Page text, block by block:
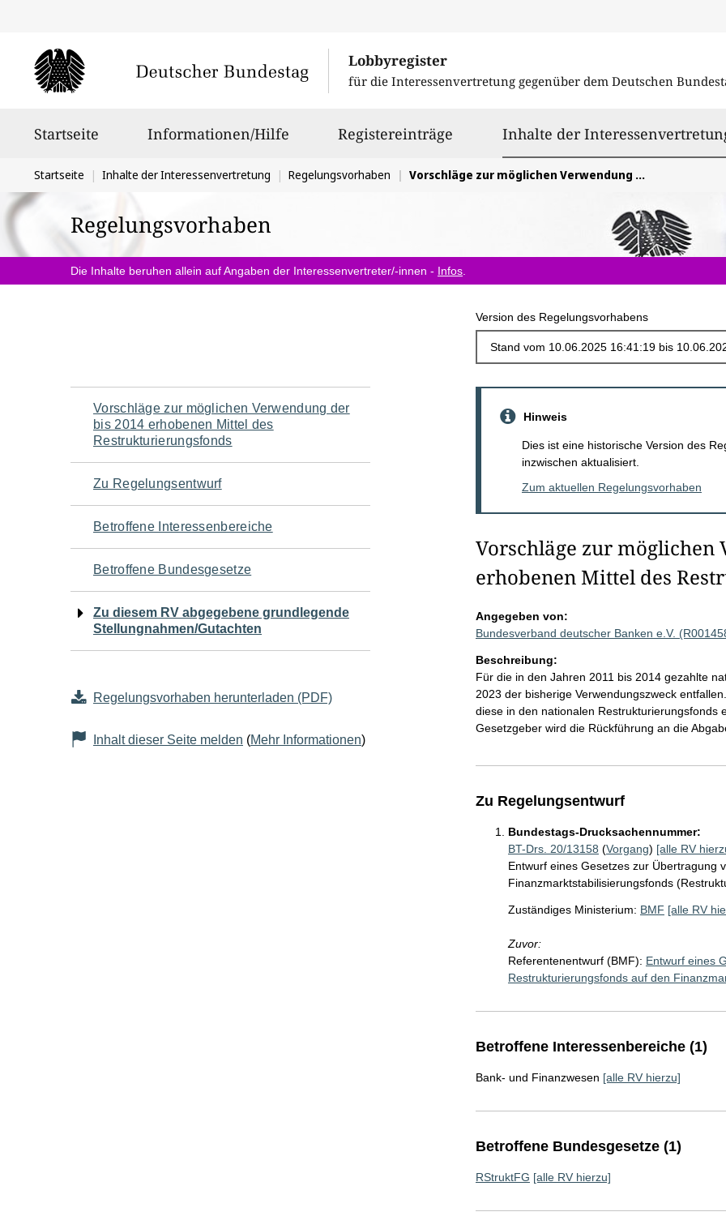
Lobbyregister
für die Interessenvertretung gegenüber dem Deutschen
Startseite Informationen/Hilfe Registereinträge Inhalte der
Sie
befinden
sich
hier:
Startseite Inhalte der Interessenvertretung Regelungsvorhaben Vorschläge zur möglichen Verwendung der bis 2014 erhobenen Mittel des Restrukturierungsfonds
Regelungsvorhaben
Die Inhalte beruhen allein auf Angaben der Interessenvertreter/-innen - Infos
Version des Regelungsvorhabens
Navigation
für
den
Seiteninhalt
Vorschläge zur möglichen Verwendung der
bis 2014 erhobenen Mittel des
Restrukturierungsfonds
Zu Regelungsentwurf
Betroffene Interessenbereiche
Betroffene Bundesgesetze
Zu diesem RV abgegebene grundlegende
Stellungnahmen/Gutachten
Regelungsvorhaben herunterladen (PDF)
Inhalt dieser Seite melden (Mehr Informationen)
Hinweis
Dies ist eine historische Version des
inzwischen aktualisiert.
Zum aktuellen Regelungsvorhaben
Vorschläge zur möglichen
erhobenen Mittel des
Angegeben von:
Bundesverband deutscher Banken e.V.
Beschreibung:
Für die in den Jahren 2011 bis 2014 gezahlte
2023 der bisherige Verwendungszweck
diese in den nationalen Restrukturierungsfonds
Gesetzgeber wird die Rückführung an die
Zu Regelungsentwurf
Bundestags-Drucksachennummer:
BT-Drs. 20/13158 (Vorgang) [alle RV
Entwurf eines Gesetzes zur Übertragung
Finanzmarktstabilisierungsfonds
Zuständiges Ministerium: BMF [alle RV
Zuvor:
Referentenentwurf (BMF): Entwurf eines
Restrukturierungsfonds auf den
Betroffene Interessenbereiche (1)
Bank- und Finanzwesen [alle RV hierzu]
Betroffene Bundesgesetze (1)
RStruktFG [alle RV hierzu]